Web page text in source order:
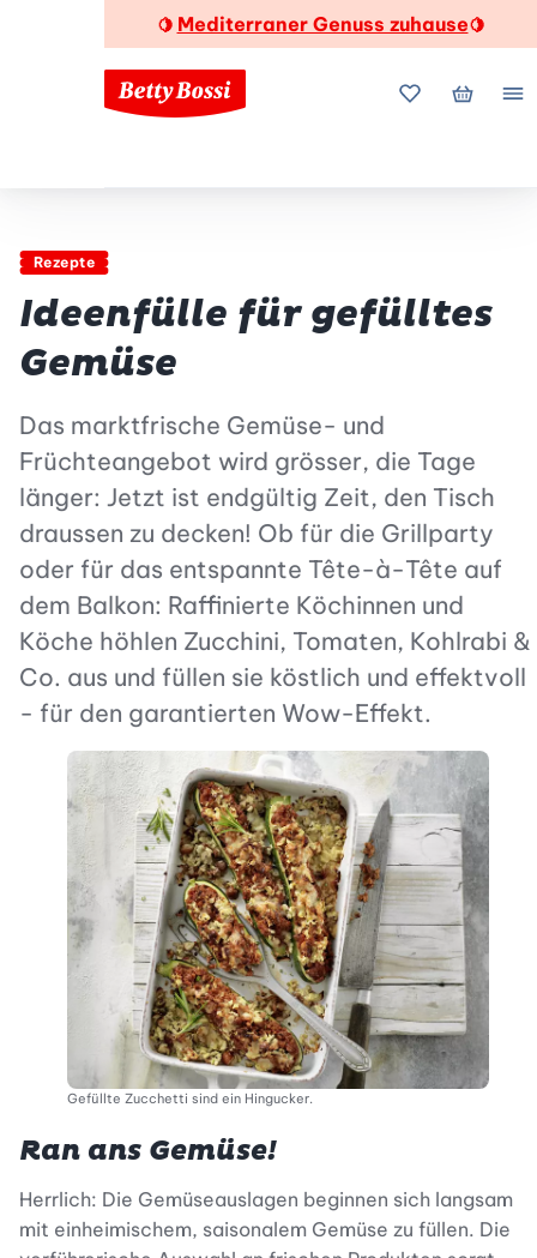
🍋 Mediterraner Genuss zuhause🍋
MeineMein
Rezepte
Ideenfülle für gefülltes
Gemüse
Das marktfrische Gemüse- und
Früchteangebot wird grösser, die Tage
länger: Jetzt ist endgültig Zeit, den Tisch
draussen zu decken! Ob für die Grillparty
oder für das entspannte Tête-à-Tête auf
dem Balkon: Raffinierte Köchinnen und
Köche höhlen Zucchini, Tomaten, Kohlrabi &
Co. aus und füllen sie köstlich und effektvoll
- für den garantierten Wow-Effekt.
Gefüllte Zucchetti sind ein Hingucker.
Ran ans Gemüse!
Herrlich: Die Gemüseauslagen beginnen sich langsam
mit einheimischem, saisonalem Gemüse zu füllen. Die